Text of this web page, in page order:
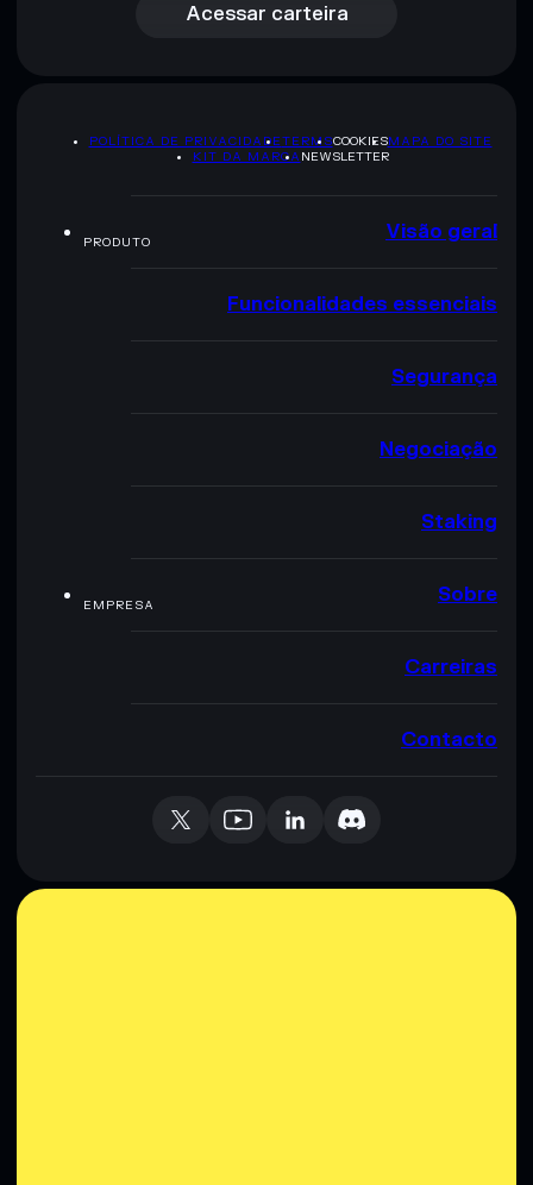
Acessar carteira
POLÍTICA DE PRIVACIDADETERMSCOOKIESMAPA DO SITE
KIT DA MARCA NEWSLETTER
PRODUTO Visão geral
Funcionalidades essenciais
Segurança
Negociação
Staking
EMPRESA Sobre
Carreiras
Contacto